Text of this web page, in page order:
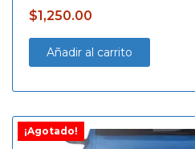
$1,250.00
Añadir al carrito
¡Agotado!